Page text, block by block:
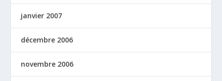
janvier 2007
décembre 2006
novembre 2006